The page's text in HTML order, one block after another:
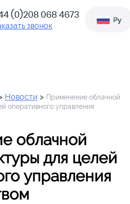
(0)208 068 4673
звонок
site has
platform
www.c-
Новости > Применение облачной
оперативного управления
облачной
для целей
управления